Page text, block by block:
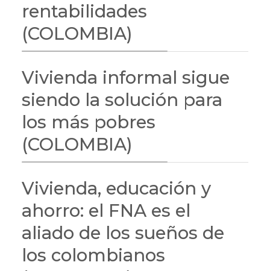
rentabilidades
(COLOMBIA)
Vivienda informal sigue
siendo la solución para
los más pobres
(COLOMBIA)
Vivienda, educación y
ahorro: el FNA es el
aliado de los sueños de
los colombianos